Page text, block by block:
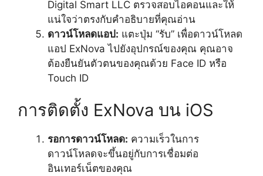
Digital Smart LLC ตรวจสอบไอคอนและให้
แน่ใจว่าตรงกับคำอธิบายที่คุณอ่าน
ดาวน์โหลดแอป: แตะปุ่ม “รับ” เพื่อดาวน์โหลด
แอป ExNova ไปยังอุปกรณ์ของคุณ คุณอาจ
ต้องยืนยันตัวตนของคุณด้วย Face ID หรือ
Touch ID
การติดตั้ง ExNova บน iOS
รอการดาวน์โหลด: ความเร็วในการ
ดาวน์โหลดจะขึ้นอยู่กับการเชื่อมต่อ
อินเทอร์เน็ตของคุณ